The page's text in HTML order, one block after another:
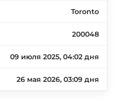
Toronto
200048
09 июля 2025, 04:02 дня
26 мая 2026, 03:09 дня